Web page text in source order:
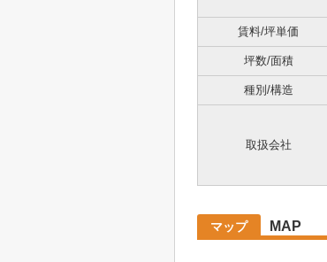
賃料/坪単価
坪数/面積
種別/構造
取扱会社
マップ MAP